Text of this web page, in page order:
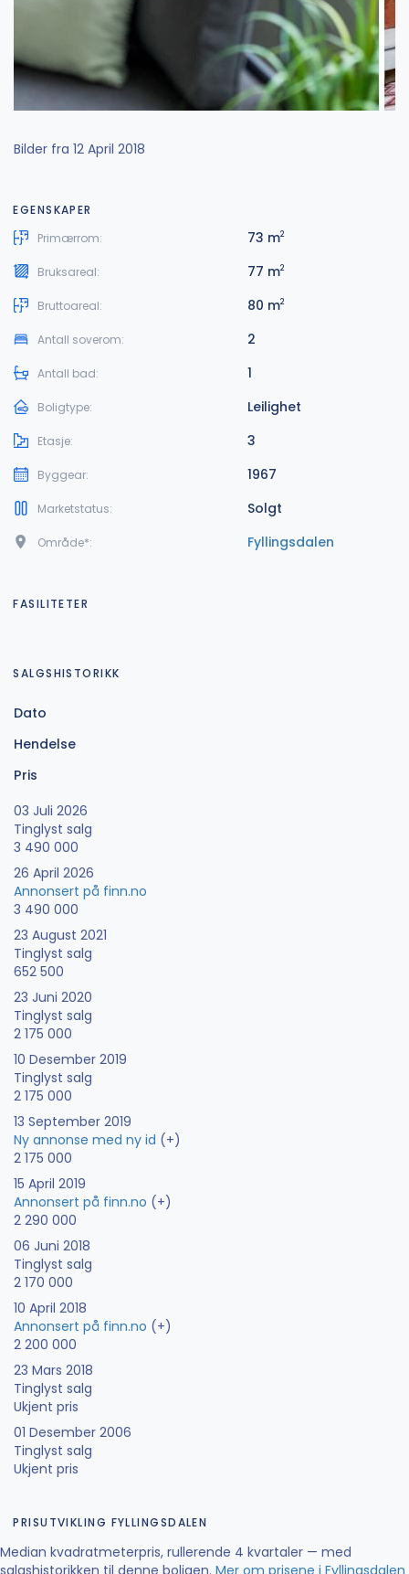
Bilder fra 12 April 2018
EGENSKAPER
Primærrom:
73 m2
Bruksareal: 77 m2
Bruttoareal: 80 m2
Antall soverom: 2
Antall bad: 1
Boligtype: Leilighet
Etasje: 3
Byggear: 1967
Marketstatus: Solgt
Område*: Fyllingsdalen
FASILITETER
SALGSHISTORIKK
Dato
Hendelse
Pris
03 Juli 2026
Tinglyst salg
3 490 000
26 April 2026
Annonsert på finn.no
3 490 000
23 August 2021
Tinglyst salg
652 500
23 Juni 2020
Tinglyst salg
2 175 000
10 Desember 2019
Tinglyst salg
2 175 000
13 September 2019
Ny annonse med ny id (+)
2 175 000
15 April 2019
Annonsert på finn.no (+)
2 290 000
06 Juni 2018
Tinglyst salg
2 170 000
10 April 2018
Annonsert på finn.no (+)
2 200 000
23 Mars 2018
Tinglyst salg
Ukjent pris
01 Desember 2006
Tinglyst salg
Ukjent pris
PRISUTVIKLING FYLLINGSDALEN
Median kvadratmeterpris, rullerende 4 kvartaler — med